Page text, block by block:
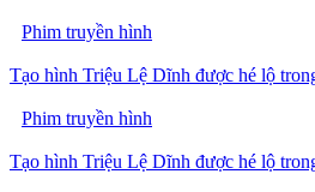
Phim truyền hình
Tạo hình Triệu Lệ Dĩnh được hé lộ
Phim truyền hình
Tạo hình Triệu Lệ Dĩnh được hé lộ